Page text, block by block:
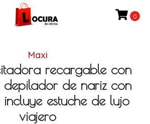
0
Maxi
recargable con
de nariz con
estuche de lujo
viajero